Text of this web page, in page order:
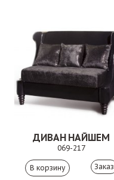
ДИВАН НАЙШЕМ
069-217
Заказ